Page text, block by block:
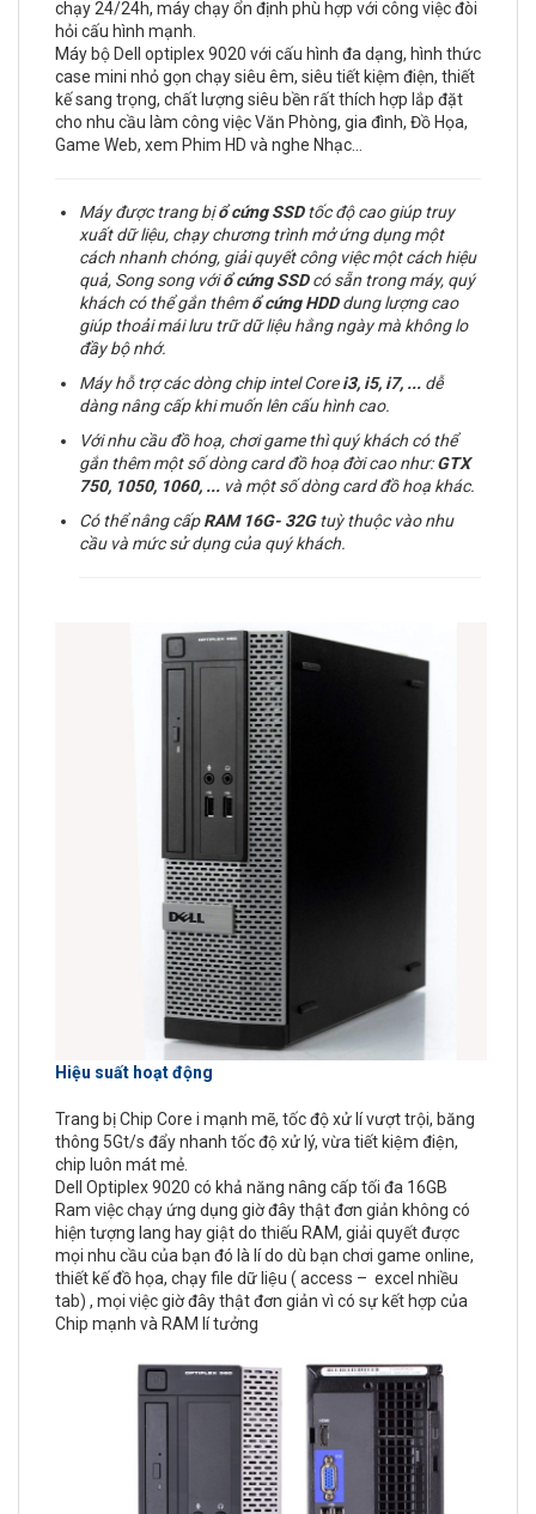
chạy 24/24h, máy chạy ổn định phù hợp với công việc đòi
hỏi cấu hình mạnh.
Máy bộ Dell optiplex 9020 với cấu hình đa dạng, hình thức
case mini nhỏ gọn chạy siêu êm, siêu tiết kiệm điện, thiết
kế sang trọng, chất lượng siêu bền rất thích hợp lắp đặt
cho nhu cầu làm công việc Văn Phòng, gia đình, Đồ Họa,
Game Web, xem Phim HD và nghe Nhạc…
Máy được trang bịổ cứng SSDtốc độ cao giúp truy
xuất dữ liệu, chạy chương trình mở ứng dụng một
cách nhanh chóng, giải quyết công việc một cách hiệu
quả, Song song vớiổ cứng SSDcó sẵn trong máy, quý
khách có thể gắn thêmổ cứng HDDdung lượng cao
giúp thoải mái lưu trữ dữ liệu hằng ngày mà không lo
đầy bộ nhớ.
Máy hỗ trợ các dòng chip intel Corei3, i5, i7, ... dễ
dàng nâng cấp khi muốn lên cấu hình cao.
Với nhu cầu đồ hoạ, chơi game thì quý khách có thể
gắn thêm một số dòng card đồ hoạ đời cao như:GTX
750, 1050, 1060, ... và một số dòng card đồ hoạ khác.
Có thể nâng cấpRAM 16G- 32Gtuỳ thuộc vào nhu
cầu và mức sử dụng của quý khách.
Hiệu suất hoạt động
Trang bị Chip Core i mạnh mẽ, tốc độ xử lí vượt trội, băng
thông 5Gt/s đẩy nhanh tốc độ xử lý, vừa tiết kiệm điện,
chip luôn mát mẻ.
Dell Optiplex 9020 có khả năng nâng cấp tối đa 16GB
Ram việc chạy ứng dụng giờ đây thật đơn giản không có
hiện tượng lang hay giật do thiếu RAM, giải quyết được
mọi nhu cầu của bạn đó là lí do dù bạn chơi game online,
thiết kế đồ họa, chạy file dữ liệu ( access – excel nhiều
tab) , mọi việc giờ đây thật đơn giản vì có sự kết hợp của
Chip mạnh và RAM lí tưởng